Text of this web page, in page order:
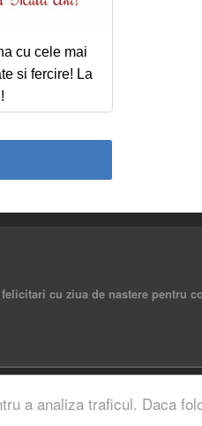
a analiza traficul. Daca
cu cele mai
si fercire! La
cu ziua de nastere pentru